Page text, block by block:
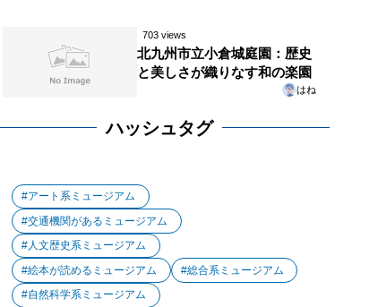
703 views
北九州市立小倉城庭園：歴史
と美しさが織りなす和の楽園
はね
ハッシュタグ
アート系ミュージアム
交通機関があるミュージアム
人文歴史系ミュージアム
絵本が読めるミュージアム
総合系ミュージアム
自然科学系ミュージアム